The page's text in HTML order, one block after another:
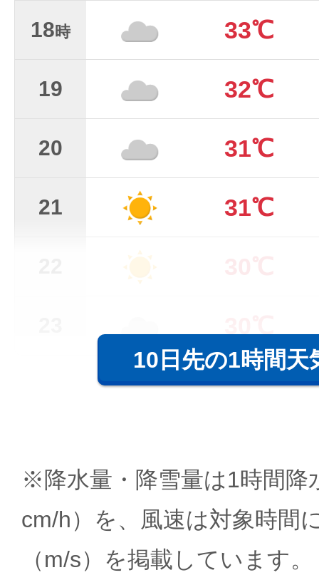
18時 33℃
19 32℃
20 31℃
21 31℃
10日先の1時間天
※降水量・降雪量は1時間降
cm/h）を、風速は対象時間
（m/s）を掲載しています。